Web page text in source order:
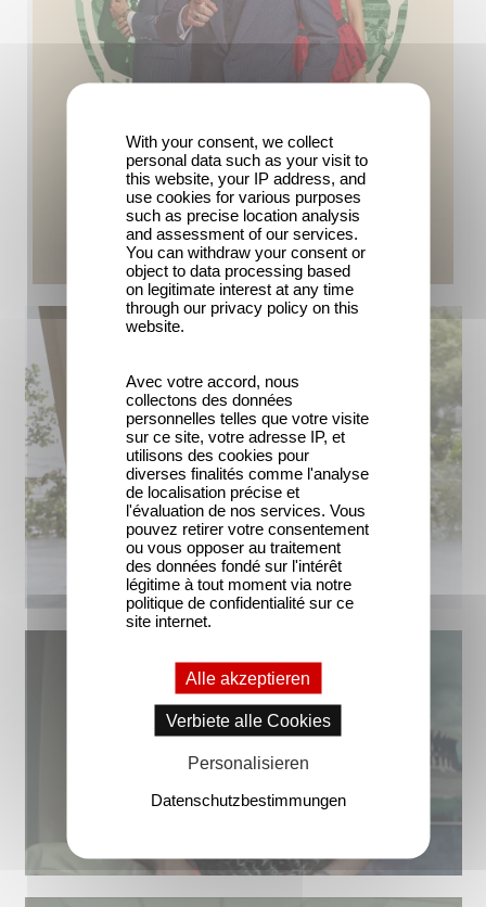
With your consent, we collect
personal data such as your visit to
this website, your IP address, and
use cookies for various purposes
such as precise location analysis
and assessment of our services.
You can withdraw your consent or
object to data processing based
on legitimate interest at any time
through our privacy policy on this
website.
Avec votre accord, nous
collectons des données
personnelles telles que votre visite
sur ce site, votre adresse IP, et
utilisons des cookies pour
diverses finalités comme l'analyse
de localisation précise et
l'évaluation de nos services. Vous
pouvez retirer votre consentement
ou vous opposer au traitement
des données fondé sur l'intérêt
légitime à tout moment via notre
politique de confidentialité sur ce
site internet.
Alle akzeptieren
Verbiete alle Cookies
Personalisieren
Datenschutzbestimmungen